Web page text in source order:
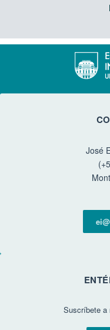
José
Suscríbete a